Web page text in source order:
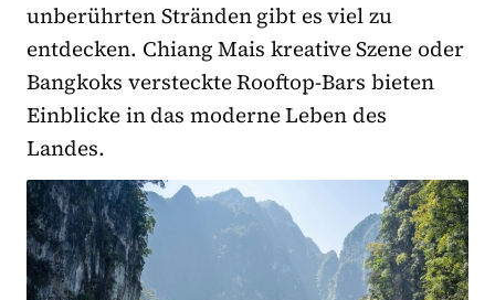
unberührten Stränden gibt es viel zu
entdecken. Chiang Mais kreative Szene oder
Bangkoks versteckte Rooftop-Bars bieten
Einblicke in das moderne Leben des
Landes.